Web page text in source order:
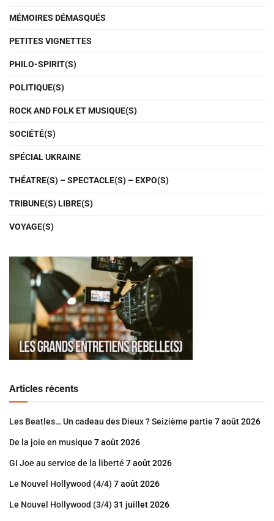
MÉMOIRES DÉMASQUÉS
PETITES VIGNETTES
PHILO-SPIRIT(S)
POLITIQUE(S)
ROCK AND FOLK ET MUSIQUE(S)
SOCIÉTÉ(S)
SPÉCIAL UKRAINE
THÉATRE(S) – SPECTACLE(S) – EXPO(S)
TRIBUNE(S) LIBRE(S)
VOYAGE(S)
Articles récents
Les Beatles… Un cadeau des Dieux ? Seizième partie 7 août 2026
De la joie en musique 7 août 2026
GI Joe au service de la liberté 7 août 2026
Le Nouvel Hollywood (4/4) 7 août 2026
Le Nouvel Hollywood (3/4) 31 juillet 2026